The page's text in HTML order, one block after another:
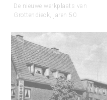
De nieuwe werkplaats van
Grottendieck, jaren 50